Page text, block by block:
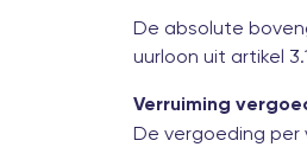
De absolute
uurloon uit artikel
Verruiming
De vergoeding per